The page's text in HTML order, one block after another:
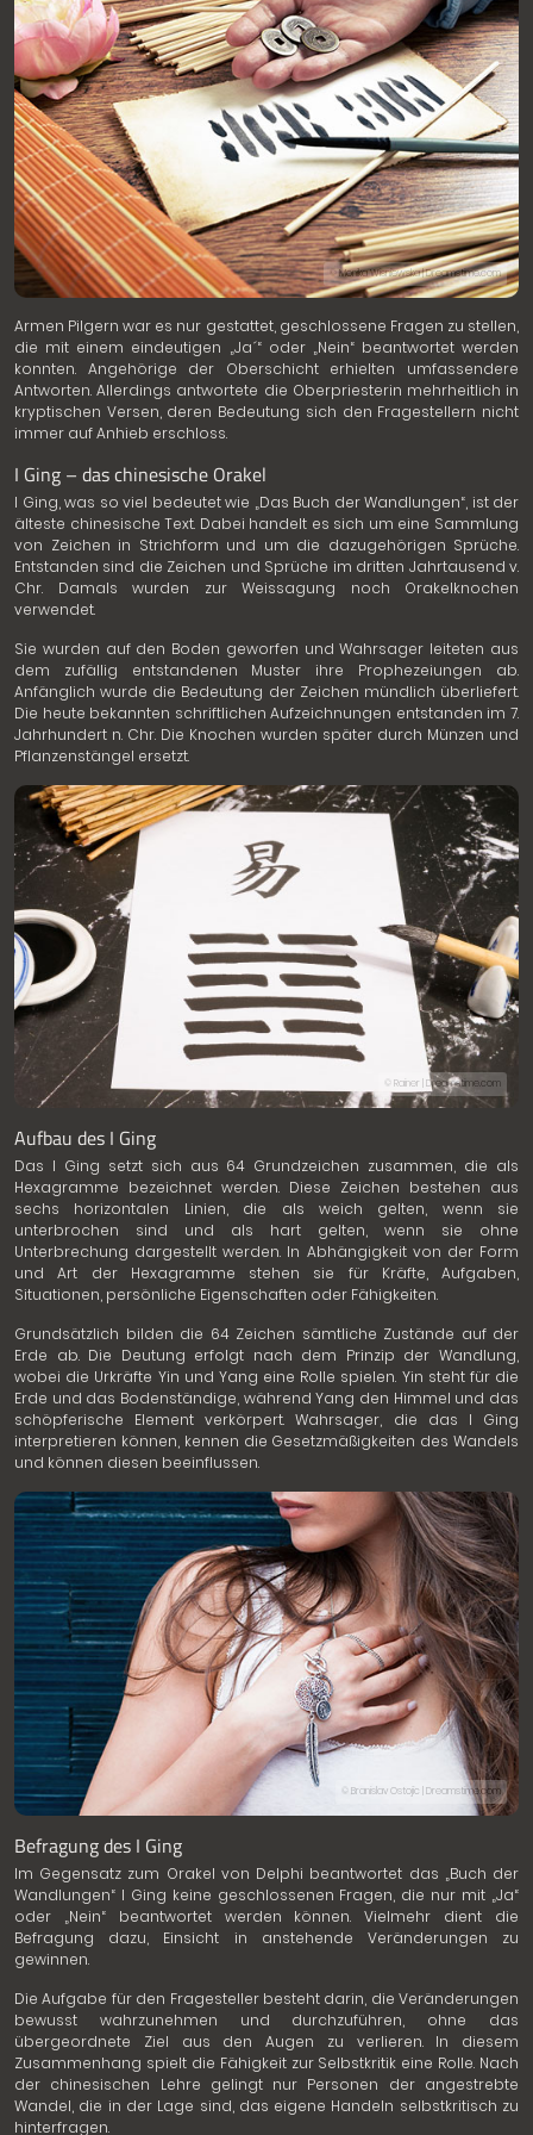
© Monika Wisniewska | Dreamstime.com
Armen Pilgern war es nur gestattet, geschlossene Fragen zu stellen,
die mit einem eindeutigen „Ja´“ oder „Nein“ beantwortet werden
konnten. Angehörige der Oberschicht erhielten umfassendere
Antworten. Allerdings antwortete die Oberpriesterin mehrheitlich in
kryptischen Versen, deren Bedeutung sich den Fragestellern nicht
immer auf Anhieb erschloss.
I Ging – das chinesische Orakel
I Ging, was so viel bedeutet wie „Das Buch der Wandlungen“, ist der
älteste chinesische Text. Dabei handelt es sich um eine Sammlung
von Zeichen in Strichform und um die dazugehörigen Sprüche.
Entstanden sind die Zeichen und Sprüche im dritten Jahrtausend v.
Chr. Damals wurden zur Weissagung noch Orakelknochen
verwendet.
Sie wurden auf den Boden geworfen und Wahrsager leiteten aus
dem zufällig entstandenen Muster ihre Prophezeiungen ab.
Anfänglich wurde die Bedeutung der Zeichen mündlich überliefert.
Die heute bekannten schriftlichen Aufzeichnungen entstanden im 7.
Jahrhundert n. Chr. Die Knochen wurden später durch Münzen und
Pflanzenstängel ersetzt.
© Rainer | Dreamstime.com
Aufbau des I Ging
Das I Ging setzt sich aus 64 Grundzeichen zusammen, die als
Hexagramme bezeichnet werden. Diese Zeichen bestehen aus
sechs horizontalen Linien, die als weich gelten, wenn sie
unterbrochen sind und als hart gelten, wenn sie ohne
Unterbrechung dargestellt werden. In Abhängigkeit von der Form
und Art der Hexagramme stehen sie für Kräfte, Aufgaben,
Situationen, persönliche Eigenschaften oder Fähigkeiten.
Grundsätzlich bilden die 64 Zeichen sämtliche Zustände auf der
Erde ab. Die Deutung erfolgt nach dem Prinzip der Wandlung,
wobei die Urkräfte Yin und Yang eine Rolle spielen. Yin steht für die
Erde und das Bodenständige, während Yang den Himmel und das
schöpferische Element verkörpert. Wahrsager, die das I Ging
interpretieren können, kennen die Gesetzmäßigkeiten des Wandels
und können diesen beeinflussen.
© Branislav Ostojic | Dreamstime.com
Befragung des I Ging
Im Gegensatz zum Orakel von Delphi beantwortet das „Buch der
Wandlungen“ I Ging keine geschlossenen Fragen, die nur mit „Ja“
oder „Nein“ beantwortet werden können. Vielmehr dient die
Befragung dazu, Einsicht in anstehende Veränderungen zu
gewinnen.
Die Aufgabe für den Fragesteller besteht darin, die Veränderungen
bewusst wahrzunehmen und durchzuführen, ohne das
übergeordnete Ziel aus den Augen zu verlieren. In diesem
Zusammenhang spielt die Fähigkeit zur Selbstkritik eine Rolle. Nach
der chinesischen Lehre gelingt nur Personen der angestrebte
Wandel, die in der Lage sind, das eigene Handeln selbstkritisch zu
hinterfragen.